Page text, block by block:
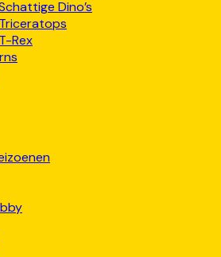
Dino’s
Triceratops
T-Rex